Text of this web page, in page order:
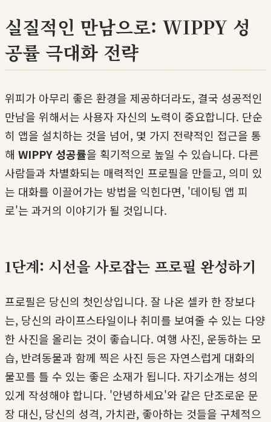
실질적인 만남으로: WIPPY 성
공률 극대화 전략
위피가 아무리 좋은 환경을 제공하더라도, 결국 성공적인
만남을 위해서는 사용자 자신의 노력이 중요합니다. 단순
히 앱을 설치하는 것을 넘어, 몇 가지 전략적인 접근을 통
해 WIPPY 성공률을 획기적으로 높일 수 있습니다. 다른
사람들과 차별화되는 매력적인 프로필을 만들고, 의미 있
는 대화를 이끌어가는 방법을 익힌다면, '데이팅 앱 피
로'는 과거의 이야기가 될 것입니다.
1단계: 시선을 사로잡는 프로필 완성하기
프로필은 당신의 첫인상입니다. 잘 나온 셀카 한 장보다
는, 당신의 라이프스타일이나 취미를 보여줄 수 있는 다양
한 사진을 올리는 것이 좋습니다. 여행 사진, 운동하는 모
습, 반려동물과 함께 찍은 사진 등은 자연스럽게 대화의
물꼬를 틀 수 있는 좋은 소재가 됩니다. 자기소개는 성의
있게 작성해야 합니다. '안녕하세요'와 같은 단조로운 문
장 대신, 당신의 성격, 가치관, 좋아하는 것들을 구체적으